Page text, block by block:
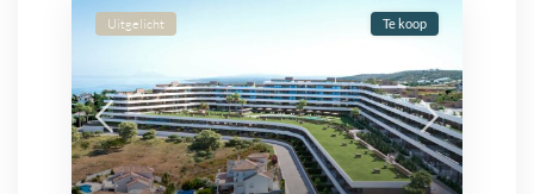
Uitgelicht Te koop